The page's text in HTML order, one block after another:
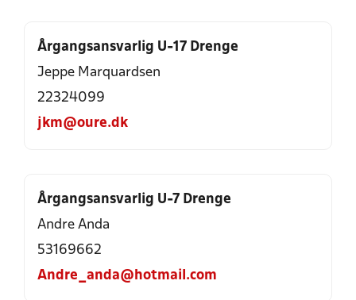
Årgangsansvarlig U-17 Drenge
Jeppe Marquardsen
22324099
jkm@oure.dk
Årgangsansvarlig U-7 Drenge
Andre Anda
53169662
Andre_anda@hotmail.com